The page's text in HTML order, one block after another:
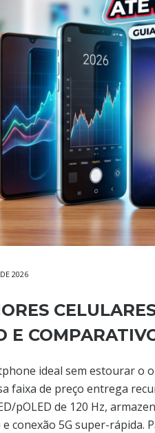
2026
E
ideal sem estourar o
faixa de preço entrega
pOLED de 120 Hz,
conexão 5G super-rápida.